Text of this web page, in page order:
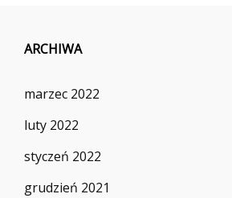
ARCHIWA
marzec 2022
luty 2022
styczeń 2022
grudzień 2021